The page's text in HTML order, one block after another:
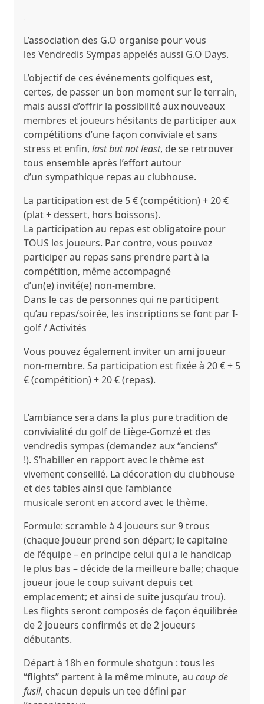
L’association des G.O organise pour vous
les Vendredis Sympas appelés aussi G.O Days.
L’objectif de ces événements golfiques est,
certes, de passer un bon momentsur le terrain,
mais aussi d’offrir la possibilité aux nouveaux
membres et joueurs hésitants de participer aux
compétitions d’une façon conviviale et sans
stress et enfin, last but not least, de se retrouver
tous ensemble après l’effort autour
d’un sympathique repas au clubhouse.
La participation est de 5 € (compétition) + 20 €
(plat + dessert, hors boissons).
La participation au repas est obligatoire pour
TOUS les joueurs. Par contre, vous pouvez
participer au repas sans prendre part à la
compétition, même accompagné
d’un(e) invité(e) non-membre.
Dans le cas de personnes qui ne participent
qu’au repas/soirée, les inscriptions se font parI-
golf / Activités
Vous pouvez également inviter un ami joueur
non-membre. Sa participation est fixée à 20 € + 5
€ (compétition) + 20 € (repas).
L’ambiance sera dans la plus pure tradition de
convivialité du golf de Liège-Gomzé et des
vendredis sympas (demandez aux “anciens”
!). S’habiller en rapport avec le thème est
vivement conseillé. La décoration du clubhouse
et des tables ainsi que l’ambiance
musicaleseront en accord avec le thème.
Formule: scramble à 4 joueurs sur 9 trous
(chaque joueur prend son départ; le capitaine
de l’équipe – en principe celui qui a le handicap
le plus bas – décide de la meilleure balle; chaque
joueur joue le coup suivant depuis cet
emplacement; et ainsi de suite jusqu’au trou).
Les flights seront composés de façon équilibrée
de 2 joueurs confirmés et de 2 joueurs
débutants.
Départ à 18h en formuleshotgun : tous les
“flights” partent à la même minute, au coup de
fusil, chacun depuis un tee défini par